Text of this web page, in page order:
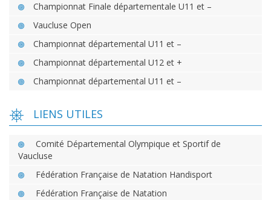
Championnat Finale départementale U11 et –
Vaucluse Open
Championnat départemental U11 et –
Championnat départemental U12 et +
Championnat départemental U11 et –
LIENS UTILES
Comité Départemental Olympique et Sportif de
Vaucluse
Fédération Française de Natation Handisport
Fédération Française de Natation